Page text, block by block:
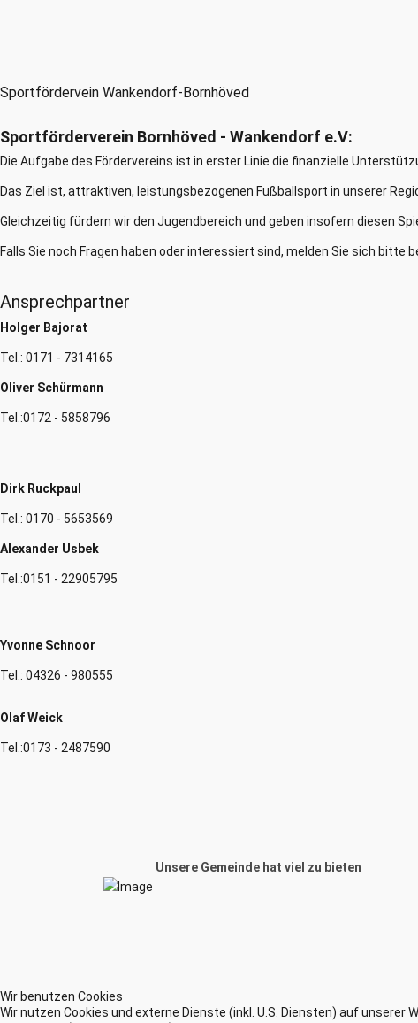
Sportfördervein Wankendorf-Bornhöved
Sportförderverein Bornhöved - Wankendorf e.V:
Die Aufgabe des Fördervereins ist in erster Linie die finanzielle
Das Ziel ist, attraktiven, leistungsbezogenen Fußballsport in unserer
Gleichzeitig fürdern wir den Jugendbereich und geben insofern diesen
Falls Sie noch Fragen haben oder interessiert sind, melden Sie sich bitte
Ansprechpartner
Holger Bajorat
Tel.: 0171 - 7314165
Oliver Schürmann
Tel.:0172 - 5858796
Dirk Ruckpaul
Tel.: 0170 - 5653569
Alexander Usbek
Tel.:0151 - 22905795
Yvonne Schnoor
Tel.: 04326 - 980555
Olaf Weick
Tel.:0173 - 2487590
Unsere Gemeinde hat viel zu bieten
Wir benutzen Cookies
Wir nutzen Cookies und externe Dienste (inkl. U.S. Diensten) auf